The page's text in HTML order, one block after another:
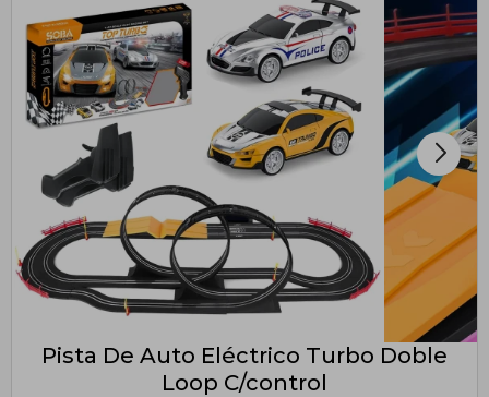
Pista De Auto Eléctrico Turbo Doble
Loop C/control